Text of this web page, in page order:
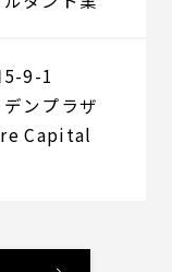
5-9-1
ンプラザ
Capital